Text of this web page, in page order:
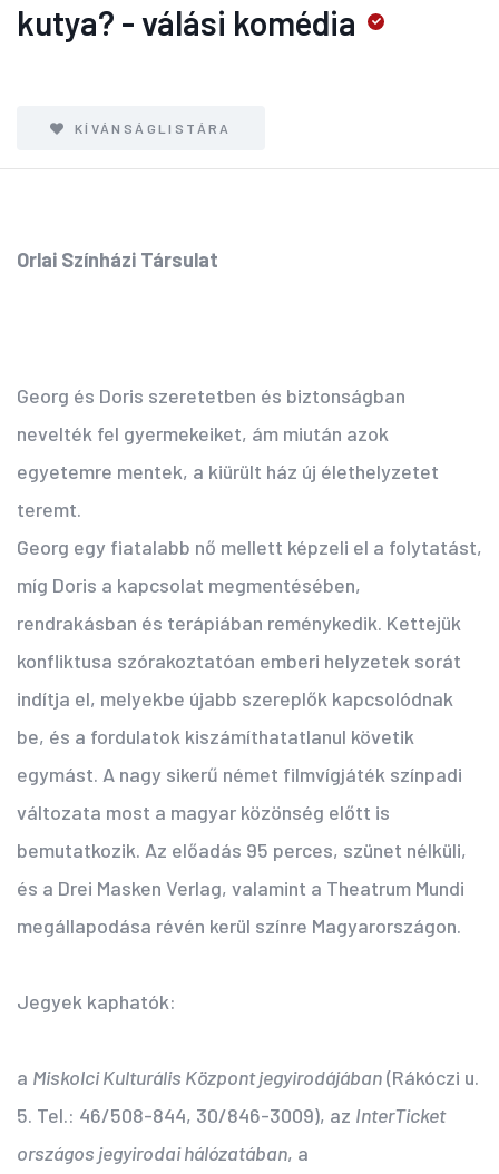
kutya? - válási komédia
KÍVÁNSÁGLISTÁRA
Orlai Színházi Társulat
Georg és Doris szeretetben és biztonságban
nevelték fel gyermekeiket, ám miután azok
egyetemre mentek, a kiürült ház új élethelyzetet
teremt.
Georg egy fiatalabb nő mellett képzeli el a folytatást,
míg Doris a kapcsolat megmentésében,
rendrakásban és terápiában reménykedik. Kettejük
konfliktusa szórakoztatóan emberi helyzetek sorát
indítja el, melyekbe újabb szereplők kapcsolódnak
be, és a fordulatok kiszámíthatatlanul követik
egymást. A nagy sikerű német filmvígjáték színpadi
változata most a magyar közönség előtt is
bemutatkozik. Az előadás 95 perces, szünet nélküli,
és a Drei Masken Verlag, valamint a Theatrum Mundi
megállapodása révén kerül színre Magyarországon.
Jegyek kaphatók:
a Miskolci Kulturális Központ jegyirodájában(Rákóczi u.
5. Tel.: 46/508-844, 30/846-3009), az InterTicket
országos jegyirodai hálózatában, a